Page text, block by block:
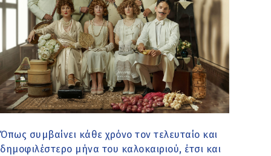
Όπως συμβαίνει κάθε χρόνο τον τελευταίο και
δημοφιλέστερο μήνα του καλοκαιριού, έτσι και